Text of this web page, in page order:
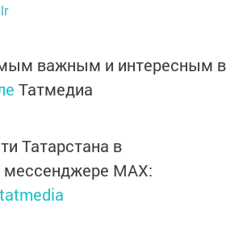
важным и интересным в
Татмедиа
Татарстана в
мессенджере MАХ: